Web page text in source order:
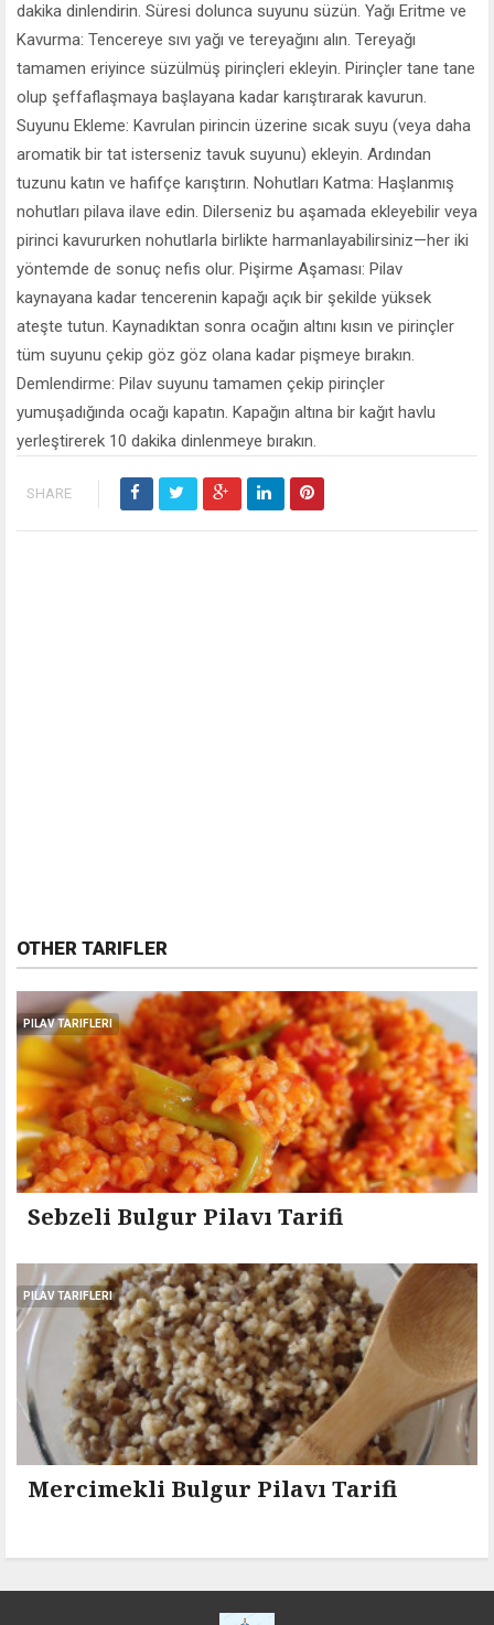
dakika dinlendirin. Süresi dolunca suyunu süzün. Yağı Eritme ve
Kavurma: Tencereye sıvı yağı ve tereyağını alın. Tereyağı
tamamen eriyince süzülmüş pirinçleri ekleyin. Pirinçler tane tane
olup şeffaflaşmaya başlayana kadar karıştırarak kavurun.
Suyunu Ekleme: Kavrulan pirincin üzerine sıcak suyu (veya daha
aromatik bir tat isterseniz tavuk suyunu) ekleyin. Ardından
tuzunu katın ve hafifçe karıştırın. Nohutları Katma: Haşlanmış
nohutları pilava ilave edin. Dilerseniz bu aşamada ekleyebilir veya
pirinci kavururken nohutlarla birlikte harmanlayabilirsiniz—her iki
yöntemde de sonuç nefis olur. Pişirme Aşaması: Pilav
kaynayana kadar tencerenin kapağı açık bir şekilde yüksek
ateşte tutun. Kaynadıktan sonra ocağın altını kısın ve pirinçler
tüm suyunu çekip göz göz olana kadar pişmeye bırakın.
Demlendirme: Pilav suyunu tamamen çekip pirinçler
yumuşadığında ocağı kapatın. Kapağın altına bir kağıt havlu
yerleştirerek 10 dakika dinlenmeye bırakın.
SHARE
OTHER TARIFLER
PILAV TARIFLERI
Sebzeli Bulgur Pilavı Tarifi
PILAV TARIFLERI
Mercimekli Bulgur Pilavı Tarifi